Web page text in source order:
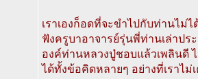
เราเองก็อดที่จะขำไปกับท่านไม่ไ
ฟังครูบาอาจารย์รุ่นพี่ท่านเล่าป
องค์ท่านหลวงปู่ชอบแล้วเพลินดี
ได้ทั้งข้อคิดหลายๆ อย่างที่เราไ